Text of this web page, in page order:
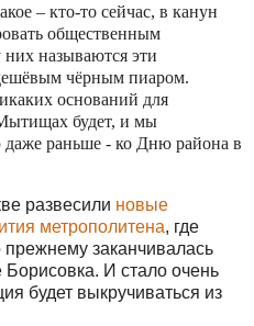
– кто-то сейчас, в канун
общественным
называются эти
чёрным пиаром.
оснований для
будет, и мы
даже раньше - ко Дню района в
развесили новые
метрополитена, где
заканчивалась
И стало очень
будет выкручиваться из